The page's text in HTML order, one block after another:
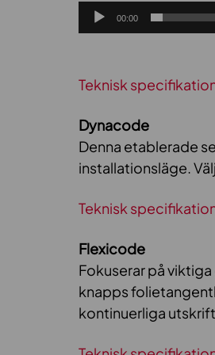
00:00
Teknisk
Dynacode
Denna etablerade
installationsläge.
Teknisk
Flexicode
Fokuserar på
knapps
kontinuerliga